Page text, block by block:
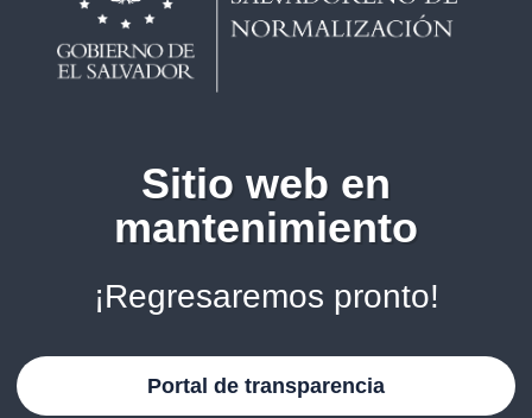
Sitio web en
mantenimiento
¡Regresaremos pronto!
Portal de transparencia